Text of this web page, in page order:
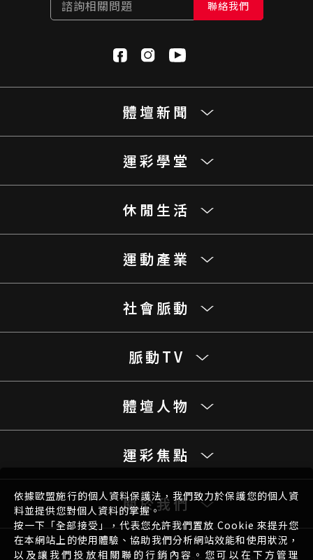
諮詢相關問題 聯絡我們
體壇新聞
運彩學堂
休閒生活
運動產業
社會脈動
脈動TV
體壇人物
運彩焦點
關於我們
依據歐盟施行的個人資料保護法，我們致力於保護您的個人資
料並提供您對個人資料的掌握。
按一下「全部接受」，代表您允許我們置放 Cookie 來提升您
在本網站上的使用體驗、協助我們分析網站效能和使用狀況，
以及讓我們投放相關聯的行銷內容。您可以在下方管理